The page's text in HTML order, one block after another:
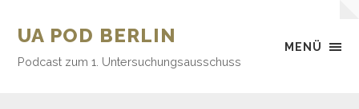
MENÜ
UA POD BERLIN
Podcast zum 1. Untersuchungsausschuss